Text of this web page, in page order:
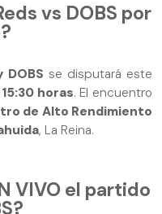
vs DOBS por
DOBS se disputará este
15:30 horas. El encuentro
de Alto Rendimiento
, La Reina.
VIVO el partido